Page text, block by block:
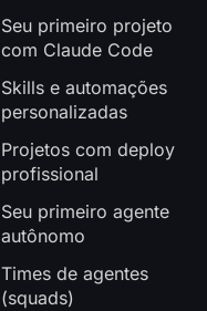
Seu primeiro projeto
com Claude Code
Skills e automações
personalizadas
Projetos com deploy
profissional
Seu primeiro agente
autônomo
Times de agentes
(squads)